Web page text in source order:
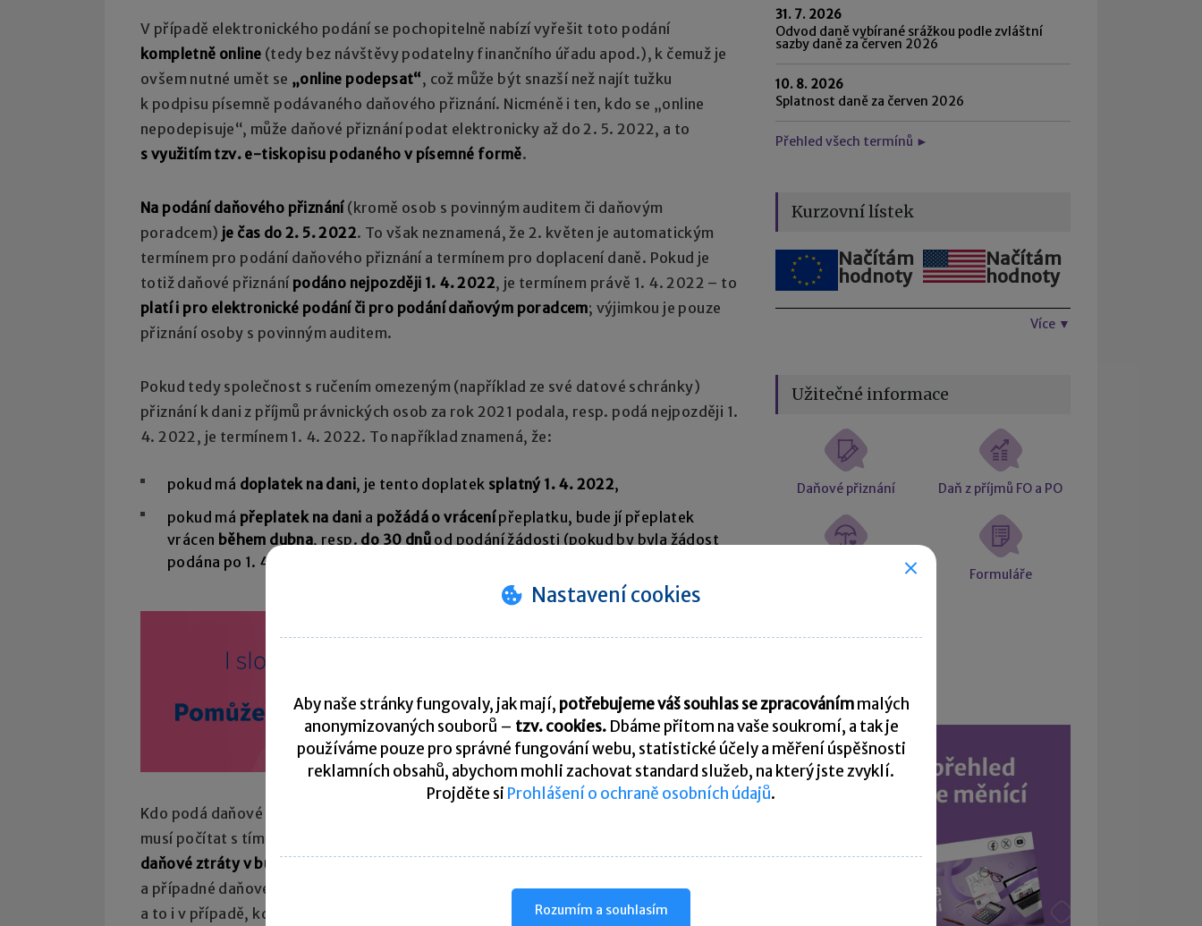
V případě elektronického podání se pochopitelně nabízí vyřešit toto podání
kompletně online (tedy bez návštěvy podatelny finančního úřadu apod.), k čemuž je
ovšem nutné umět se „online podepsat“, což může být snazší než najít tužku
k podpisu písemně podávaného daňového přiznání. Nicméně i ten, kdo se „online
nepodepisuje“, může daňové přiznání podat elektronicky až do 2. 5. 2022, a to
s využitím tzv. e-tiskopisu podaného v písemné formě.
Na podání daňového přiznání (kromě osob s povinným auditem či daňovým
poradcem) je čas do 2. 5. 2022. To však neznamená, že 2. květen je automatickým
termínem pro podání daňového přiznání a termínem pro doplacení daně. Pokud je
totiž daňové přiznání podáno nejpozději 1. 4. 2022, je termínem právě 1. 4. 2022 – to
platí i pro elektronické podání či pro podání daňovým poradcem; výjimkou je pouze
přiznání osoby s povinným auditem.
Pokud tedy společnost s ručením omezeným (například ze své datové schránky)
přiznání k dani z příjmů právnických osob za rok 2021 podala, resp. podá nejpozději 1.
4. 2022, je termínem 1. 4. 2022. To například znamená, že:
pokud má doplatek na dani, je tento doplatek splatný 1. 4. 2022,
pokud má přeplatek na dani a požádá o vrácenípřeplatku, bude jí přeplatek
vrácen během dubna, resp. do 30 dnů od podání žádosti (pokud by byla žádost
podána po 1. 4. 2022).
Kdo podá daňové přiznání
musí počítat s tím, že
daňové ztráty v budoucnu
a případné daňové povinnosti za roky 2022 až 2026 posune na počátek roku 2030,
a to i v případě, kdy by tuto ztrátu následně nepoužil.
31. 7. 2026
Odvod daně vybírané srážkou podle zvláštní
sazby daně za červen 2026
10. 8. 2026
Splatnost daně za červen 2026
Přehled všech termínů ►
Kurzovní lístek
Načítám
hodnoty
Načítám
hodnoty
Více ▼
Užitečné informace
Daňové přiznání Daň z příjmů FO a PO
Sociální a zdravotní Formuláře
Nastavení cookies
Aby naše stránky fungovaly, jak mají, potřebujeme váš souhlas se zpracovánímmalých
anonymizovaných souborů – tzv. cookies. Dbáme přitom na vaše soukromí, a tak je
používáme pouze pro správné fungování webu, statistické účely a měření úspěšnosti
reklamních obsahů, abychom mohli zachovat standard služeb, na který jste zvyklí.
Projděte si Prohlášení o ochraně osobních údajů.
Rozumím a souhlasím